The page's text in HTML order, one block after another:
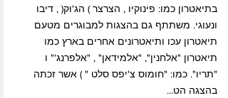
בתיאטרון כמו: פינוקיו , הצרצר ) הג'וק( , דיבו
ונעוגי. משתתף גם בהצגות למבוגרים מטעם
תיאטרון עכו ותיאטרונים אחרים בארץ כמו
תיאטרון "אלחנין", "אלמידאן" , "אלפרנג'" ו
"תריו". כמו: "חומוס צ'יפס סלט " ) אשר זכתה
בהצגה הט...